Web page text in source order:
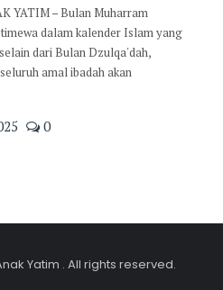
YATIM – Bulan Muharram
dalam kalender Islam yang
dari Bulan Dzulqa'dah,
amal ibadah akan
0
Yatim . All rights reserved.